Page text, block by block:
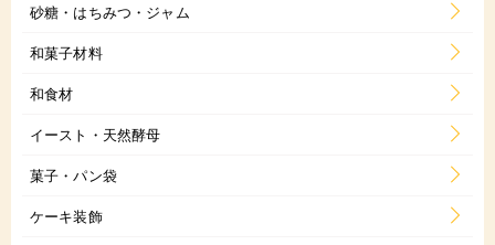
砂糖・はちみつ・ジャム
和菓子材料
和食材
イースト・天然酵母
菓子・パン袋
ケーキ装飾